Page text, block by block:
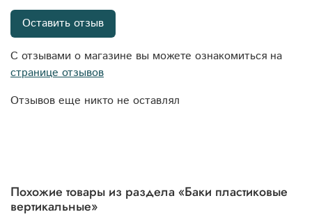
Отзывов еще никто не оставлял
Оставить отзыв
С отзывами о магазине вы можете ознакомиться на
странице отзывов
Похожие товары из раздела «Баки пластиковые
вертикальные»